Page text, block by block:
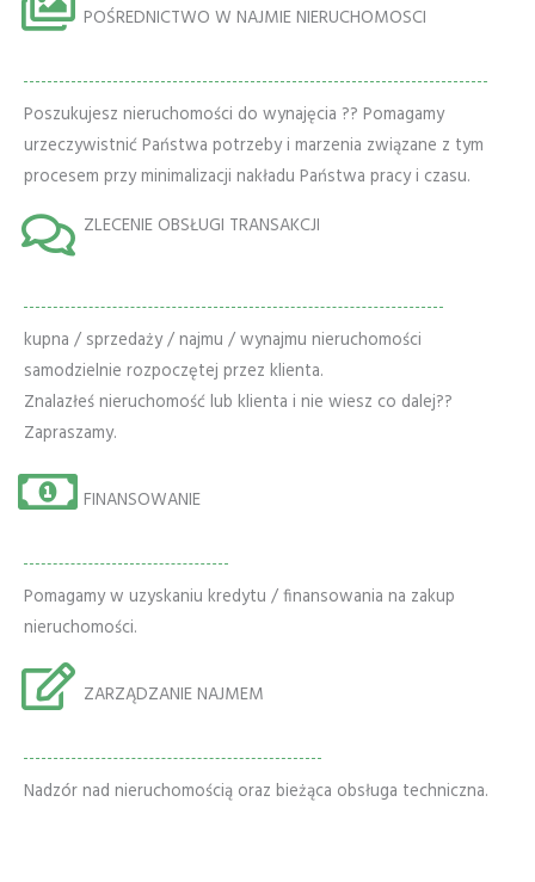
POŚREDNICTWO W NAJMIE NIERUCHOMOSCI
Poszukujesz nieruchomości do wynajęcia ?? Pomagamy
urzeczywistnić Państwa potrzeby i marzenia związane z tym
procesem przy minimalizacji nakładu Państwa pracy i czasu.
ZLECENIE OBSŁUGI TRANSAKCJI
kupna / sprzedaży / najmu / wynajmu nieruchomości
samodzielnie rozpoczętej przez klienta.
Znalazłeś nieruchomość lub klienta i nie wiesz co dalej??
Zapraszamy.
FINANSOWANIE
Pomagamy w uzyskaniu kredytu / finansowania na zakup
nieruchomości.
ZARZĄDZANIE NAJMEM
Nadzór nad nieruchomością oraz bieżąca obsługa techniczna.